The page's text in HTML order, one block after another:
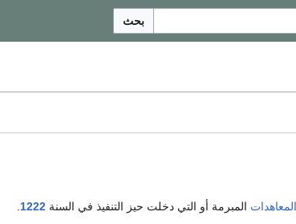
بحث
المبرمة أو التي دخلت حيز التنفيذ في السنة 1222